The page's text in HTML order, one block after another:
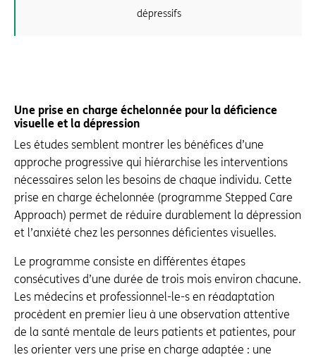
dépressifs
Une prise en charge échelonnée pour la déficience
visuelle et la dépression
Les études semblent montrer les bénéfices d’une
approche progressive qui hiérarchise les interventions
nécessaires selon les besoins de chaque individu. Cette
prise en charge échelonnée (programme Stepped Care
Approach) permet de réduire durablement la dépression
et l’anxiété chez les personnes déficientes visuelles.
Le programme consiste en différentes étapes
consécutives d’une durée de trois mois environ chacune.
Les médecins et professionnel-le-s en réadaptation
procèdent en premier lieu à une observation attentive
de la santé mentale de leurs patients et patientes, pour
les orienter vers une prise en charge adaptée : une